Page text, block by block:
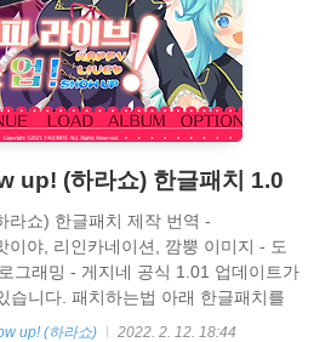
up! (하라쇼) 한글패치 1.0
라쇼) 한글패치 제작 번역 -
이야, 리인카네이션, 깜뿡 이미지 - 도
그래밍 - 게지네 공식 1.01 업데이트가
습니다. 패치하는법 아래 한글패치를
입니다.
up! (하라쇼) 2022. 2. 12. 18:44